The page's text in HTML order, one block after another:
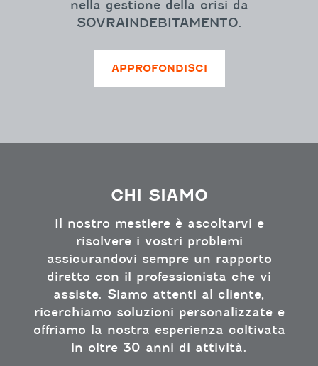
nella gestione della crisi da
SOVRAINDEBITAMENTO.
APPROFONDISCI
CHI SIAMO
Il nostro mestiere è ascoltarvi e
risolvere i vostri problemi
assicurandovi sempre un rapporto
diretto con il professionista che vi
assiste. Siamo attenti al cliente,
ricerchiamo soluzioni personalizzate e
offriamo la nostra esperienza coltivata
in oltre 30 anni di attività.